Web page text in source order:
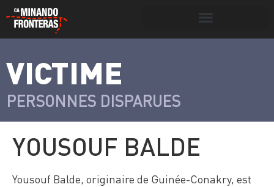
Víctimas y
victimarios
Portada » Víctimas
VICTIME
PERSONNES DISPARUES
YOUSOUF BALDE
Yousouf Balde, originaire de Guinée-Conakry, est